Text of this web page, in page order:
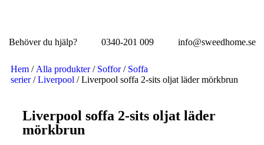
Behöver du hjälp? 0340-201 009 info@sweedhome.se
Hem / Alla produkter/ Soffor/ Soffa
serier/Liverpool / Liverpool soffa 2-sits oljat läder mörkbrun
Liverpool soffa 2-sits oljat läder
mörkbrun